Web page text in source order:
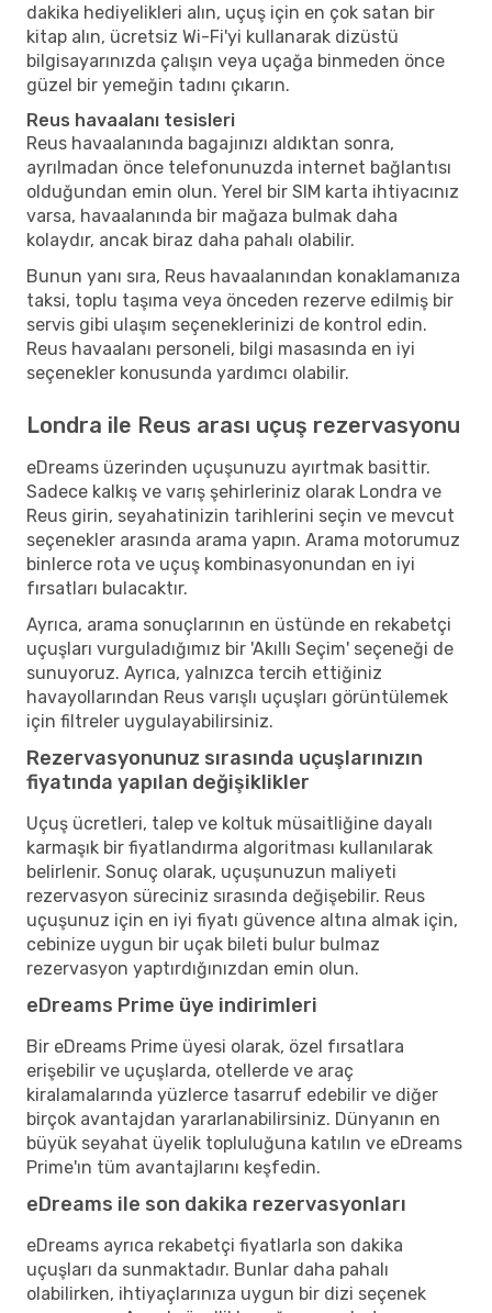
dakika hediyelikleri alın, uçuş için en çok satan bir
kitap alın, ücretsiz Wi-Fi'yi kullanarak dizüstü
bilgisayarınızda çalışın veya uçağa binmeden önce
güzel bir yemeğin tadını çıkarın.
Reus havaalanı tesisleri
Reus havaalanında bagajınızı aldıktan sonra,
ayrılmadan önce telefonunuzda internet bağlantısı
olduğundan emin olun. Yerel bir SIM karta ihtiyacınız
varsa, havaalanında bir mağaza bulmak daha
kolaydır, ancak biraz daha pahalı olabilir.
Bunun yanı sıra, Reus havaalanından konaklamanıza
taksi, toplu taşıma veya önceden rezerve edilmiş bir
servis gibi ulaşım seçeneklerinizi de kontrol edin.
Reus havaalanı personeli, bilgi masasında en iyi
seçenekler konusunda yardımcı olabilir.
Londra ile Reus arası uçuş rezervasyonu
eDreams üzerinden uçuşunuzu ayırtmak basittir.
Sadece kalkış ve varış şehirleriniz olarak Londra ve
Reus girin, seyahatinizin tarihlerini seçin ve mevcut
seçenekler arasında arama yapın. Arama motorumuz
binlerce rota ve uçuş kombinasyonundan en iyi
fırsatları bulacaktır.
Ayrıca, arama sonuçlarının en üstünde en rekabetçi
uçuşları vurguladığımız bir 'Akıllı Seçim' seçeneği de
sunuyoruz. Ayrıca, yalnızca tercih ettiğiniz
havayollarından Reus varışlı uçuşları görüntülemek
için filtreler uygulayabilirsiniz.
Rezervasyonunuz sırasında uçuşlarınızın
fiyatında yapılan değişiklikler
Uçuş ücretleri, talep ve koltuk müsaitliğine dayalı
karmaşık bir fiyatlandırma algoritması kullanılarak
belirlenir. Sonuç olarak, uçuşunuzun maliyeti
rezervasyon süreciniz sırasında değişebilir. Reus
uçuşunuz için en iyi fiyatı güvence altına almak için,
cebinize uygun bir uçak bileti bulur bulmaz
rezervasyon yaptırdığınızdan emin olun.
eDreams Prime üye indirimleri
Bir eDreams Prime üyesi olarak, özel fırsatlara
erişebilir ve uçuşlarda, otellerde ve araç
kiralamalarında yüzlerce tasarruf edebilir ve diğer
birçok avantajdan yararlanabilirsiniz. Dünyanın en
büyük seyahat üyelik topluluğuna katılın ve eDreams
Prime'ın tüm avantajlarını keşfedin.
eDreams ile son dakika rezervasyonları
eDreams ayrıca rekabetçi fiyatlarla son dakika
uçuşları da sunmaktadır. Bunlar daha pahalı
olabilirken, ihtiyaçlarınıza uygun bir dizi seçenek